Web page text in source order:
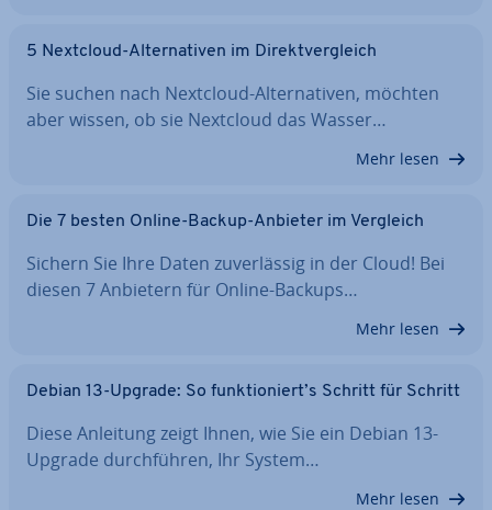
5 Nextcloud-Al­ter­na­ti­ven im Di­rekt­ver­gleich
Sie suchen nach Nextcloud-Al­ter­na­ti­ven, möchten
aber wissen, ob sie Nextcloud das Wasser…
Mehr lesen
Die 7 besten Online-Backup-Anbieter im Vergleich
Sichern Sie Ihre Daten zu­ver­läs­sig in der Cloud! Bei
diesen 7 Anbietern für Online-Backups…
Mehr lesen
Debian 13-Upgrade: So funk­tio­niert’s Schritt für Schritt
Diese Anleitung zeigt Ihnen, wie Sie ein Debian 13-
Upgrade durch­füh­ren, Ihr System…
Mehr lesen